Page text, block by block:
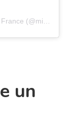
Une publication partagée par Miss Curvy France (@misscurvyfr)
un